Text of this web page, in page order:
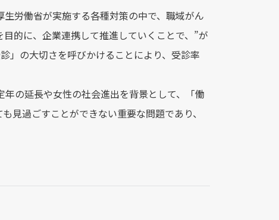
労働省が実施する各種対策の中で、職域がん
的に、企業連携して推進していくことで、”が
」の大切さを呼びかけることにより、受診率
の延長や女性の社会進出を背景として、「働
見過ごすことができない重要な問題であり、